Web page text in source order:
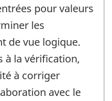
pour valeurs
les
de vue logique.
à la vérification,
à corriger
avec le